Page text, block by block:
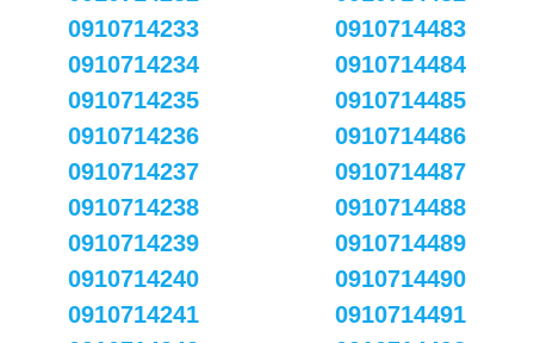
0910714233
0910714234
0910714235
0910714236
0910714237
0910714238
0910714239
0910714240
0910714241
0910714483
0910714484
0910714485
0910714486
0910714487
0910714488
0910714489
0910714490
0910714491